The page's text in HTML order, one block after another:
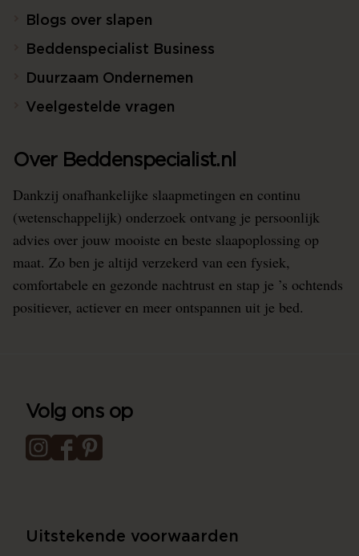
Blogs over slapen
Beddenspecialist Business
Duurzaam Ondernemen
Veelgestelde vragen
Over Beddenspecialist.nl
Dankzij onafhankelijke slaapmetingen en continu
(wetenschappelijk) onderzoek ontvang je persoonlijk
advies over jouw mooiste en beste slaapoplossing op
maat. Zo ben je altijd verzekerd van een fysiek,
comfortabele en gezonde nachtrust en stap je ’s ochtends
positiever, actiever en meer ontspannen uit je bed.
Volg ons op
Uitstekende voorwaarden